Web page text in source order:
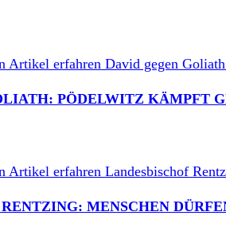
PÖDELWITZ KÄMPFT
MENSCHEN